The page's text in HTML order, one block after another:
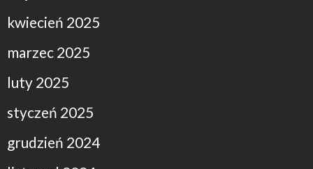
kwiecień 2025
marzec 2025
luty 2025
styczeń 2025
grudzień 2024